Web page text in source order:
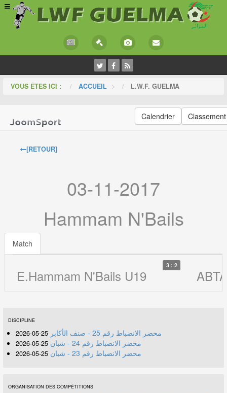
VOUS ÊTES ICI : ACCUEIL > L.W.F. GUELMA
Calendrier Classement
[RETOUR]
03-11-2017
Hammam N'Bails
Match
E.Hammam N'Bails U19
3 : 2
DISCIPLINE
محضر الانضباط رقم 25 - صنف الأكابر 25-05-2026
محضر الانضباط رقم 24 - شبان 25-05-2026
محضر الانضباط رقم 23 - شبان 25-05-2026
ORGANISATION DES COMPÉTITIONS